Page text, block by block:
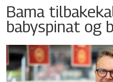
Bama
babyspinat og